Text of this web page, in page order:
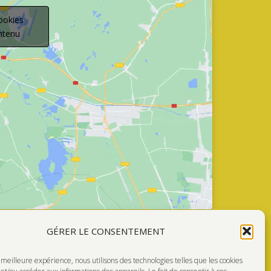
GÉRER LE CONSENTEMENT
expérience, nous utilisons des technologies telles que les cookies